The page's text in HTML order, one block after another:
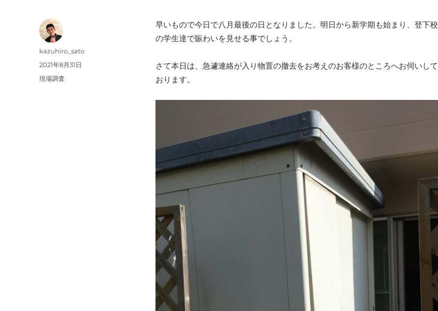
早いもので今日で八月最後の日となりました。明日から新学期も始まり、登下校
の学生達で賑わいを見せる事でしょう。
さて本日は、急遽連絡が入り物置の撤去をお考えのお客様のところへお伺いして
おります。
投
稿
kazuhiro_sato
投
稿
2021年8月31日
カ
現場調査